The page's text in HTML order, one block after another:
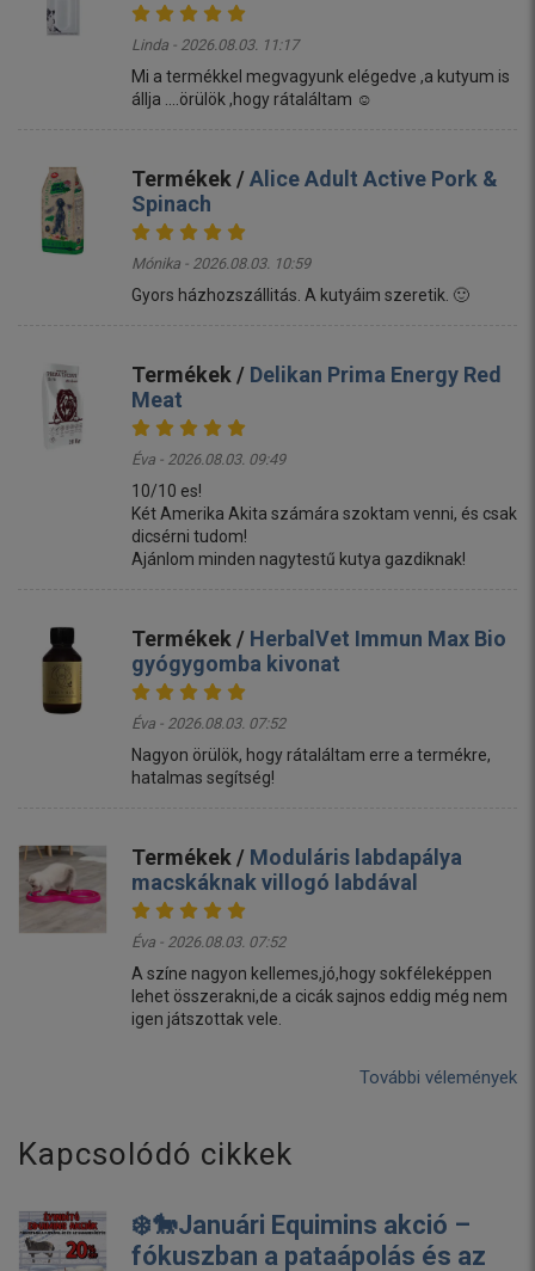
Linda - 2026.08.03. 11:17
Mi a termékkel megvagyunk elégedve ,a kutyum is
állja ....örülök ,hogy rátaláltam ☺️
Termékek /Alice Adult Active Pork &
Spinach
Mónika - 2026.08.03. 10:59
Gyors házhozszállitás. A kutyáim szeretik. 🙂
Termékek / Delikan Prima Energy Red
Meat
Éva - 2026.08.03. 09:49
10/10 es!
Két Amerika Akita számára szoktam venni, és csak
dicsérni tudom!
Ajánlom minden nagytestű kutya gazdiknak!
Termékek / HerbalVet Immun Max Bio
gyógygomba kivonat
Éva - 2026.08.03. 07:52
Nagyon örülök, hogy rátaláltam erre a termékre,
hatalmas segítség!
Termékek / Moduláris labdapálya
macskáknak villogó labdával
Éva - 2026.08.03. 07:52
A színe nagyon kellemes,jó,hogy sokféleképpen
lehet összerakni,de a cicák sajnos eddig még nem
igen játszottak vele.
További vélemények
Kapcsolódó cikkek
❄️🐎Januári Equimins akció –
fókuszban a pataápolás és az